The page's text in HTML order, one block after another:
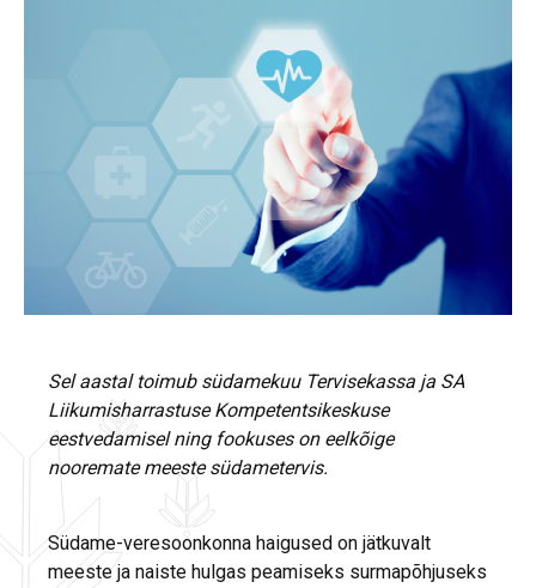
Sel aastal toimub südamekuu Tervisekassa ja SA
Liikumisharrastuse Kompetentsikeskuse
eestvedamisel ning fookuses on eelkõige
nooremate meeste südametervis.
Südame-veresoonkonna haigused on jätkuvalt
meeste ja naiste hulgas peamiseks surmapõhjuseks